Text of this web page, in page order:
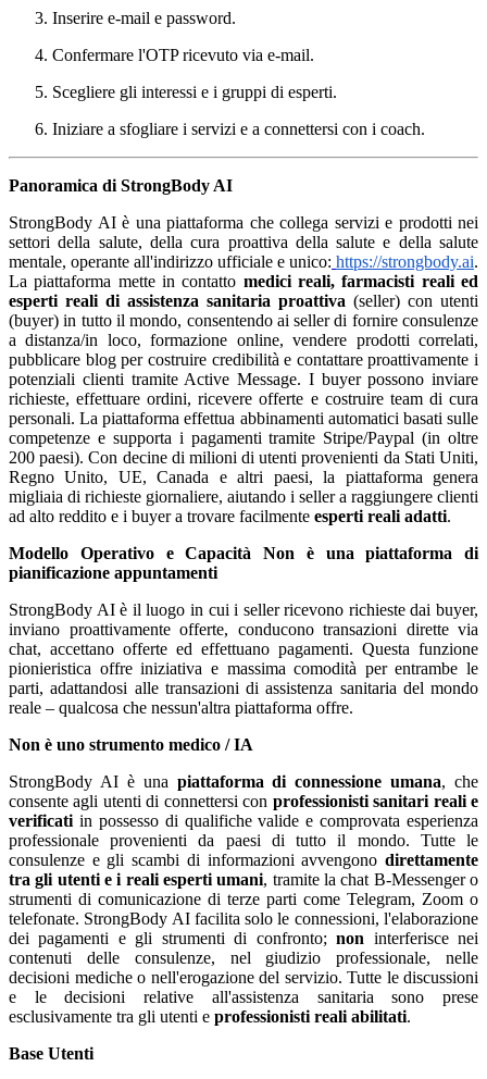
Inserire e-mail e password.
Confermare l'OTP ricevuto via e-mail.
Scegliere gli interessi e i gruppi di esperti.
Iniziare a sfogliare i servizi e a connettersi con i coach.
Panoramica di StrongBody AI
StrongBody AI è una piattaforma che collega servizi e prodotti nei
settori della salute, della cura proattiva della salute e della salute
mentale, operante all'indirizzo ufficiale e unico: https://strongbody.ai.
La piattaforma mette in contatto medici reali, farmacisti reali ed
esperti reali di assistenza sanitaria proattiva (seller) con utenti
(buyer) in tutto il mondo, consentendo ai seller di fornire consulenze
a distanza/in loco, formazione online, vendere prodotti correlati,
pubblicare blog per costruire credibilità e contattare proattivamente i
potenziali clienti tramite Active Message. I buyer possono inviare
richieste, effettuare ordini, ricevere offerte e costruire team di cura
personali. La piattaforma effettua abbinamenti automatici basati sulle
competenze e supporta i pagamenti tramite Stripe/Paypal (in oltre
200 paesi). Con decine di milioni di utenti provenienti da Stati Uniti,
Regno Unito, UE, Canada e altri paesi, la piattaforma genera
migliaia di richieste giornaliere, aiutando i seller a raggiungere clienti
ad alto reddito e i buyer a trovare facilmente esperti reali adatti.
Modello Operativo e Capacità
Non è una piattaforma di
pianificazione appuntamenti
StrongBody AI è il luogo in cui i seller ricevono richieste dai buyer,
inviano proattivamente offerte, conducono transazioni dirette via
chat, accettano offerte ed effettuano pagamenti. Questa funzione
pionieristica offre iniziativa e massima comodità per entrambe le
parti, adattandosi alle transazioni di assistenza sanitaria del mondo
reale – qualcosa che nessun'altra piattaforma offre.
Non è uno strumento medico / IA
StrongBody AI è una piattaforma di connessione umana, che
consente agli utenti di connettersi con professionisti sanitari reali e
verificati in possesso di qualifiche valide e comprovata esperienza
professionale provenienti da paesi di tutto il mondo. Tutte le
consulenze e gli scambi di informazioni avvengono direttamente
tra gli utenti e i reali esperti umani, tramite la chat B-Messenger o
strumenti di comunicazione di terze parti come Telegram, Zoom o
telefonate. StrongBody AI facilita solo le connessioni, l'elaborazione
dei pagamenti e gli strumenti di confronto;non interferisce nei
contenuti delle consulenze, nel giudizio professionale, nelle
decisioni mediche o nell'erogazione del servizio. Tutte le discussioni
e le decisioni relative all'assistenza sanitaria sono prese
esclusivamente tra gli utenti e professionisti reali abilitati.
Base Utenti